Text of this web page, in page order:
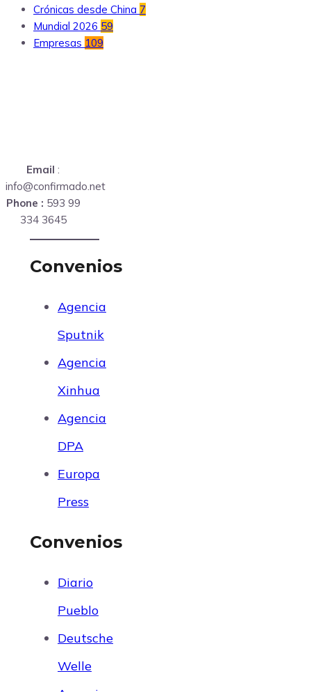
Crónicas desde China 7
Mundial 2026 59
Empresas 109
Email :
info@confirmado.net
Phone : 593 99
334 3645
Convenios
Agencia
Sputnik
Agencia
Xinhua
Agencia
DPA
Europa
Press
Convenios
Diario
Pueblo
Deutsche
Welle